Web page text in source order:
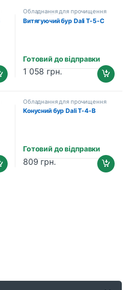
Обладнання для прочищення
каналізації
Витягуючий бур Dali T-5-С
Готовий до відправки
1 058 грн.
Обладнання для прочищення
каналізації
Конусний бур Dali T-4-B
Готовий до відправки
809 грн.